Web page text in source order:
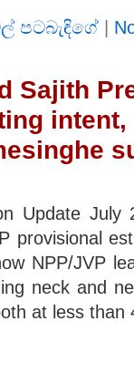
පටබැඳිගේ |
Sajith
Update July
provisional
NPP/JVP
neck and
at less